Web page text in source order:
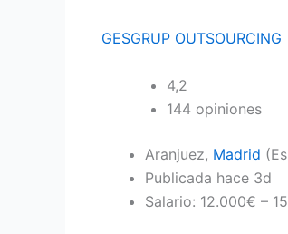
GESGRUP OUTSOURCING
4,2
144 opiniones
Aranjuez, Madrid
Publicada hace 3d
Salario: 12.000€ –